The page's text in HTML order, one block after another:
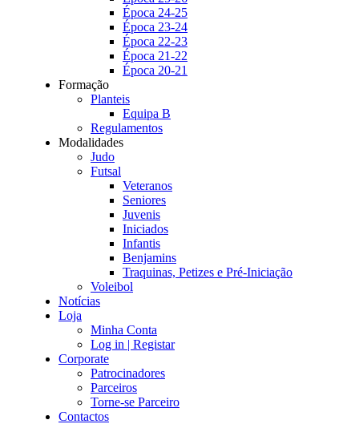
Época 24-25
Época 23-24
Época 22-23
Época 21-22
Época 20-21
Formação
Planteis
Equipa B
Regulamentos
Modalidades
Judo
Futsal
Veteranos
Seniores
Juvenis
Iniciados
Infantis
Benjamins
Traquinas, Petizes e Pré-Iniciação
Voleibol
Notícias
Loja
Minha Conta
Log in | Registar
Corporate
Patrocinadores
Parceiros
Torne-se Parceiro
Contactos